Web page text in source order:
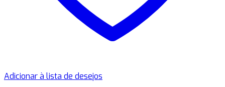
Adicionar à lista de desejos